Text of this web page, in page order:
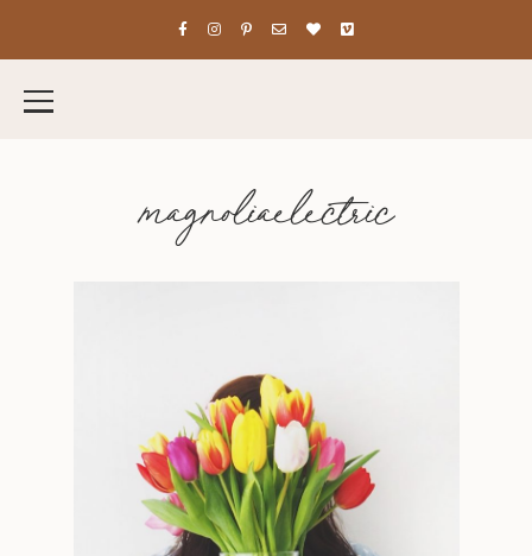
magnoliaelectric